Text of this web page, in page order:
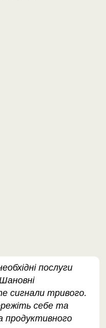
послуги
сигнали тривого.
себе та
продуктивного